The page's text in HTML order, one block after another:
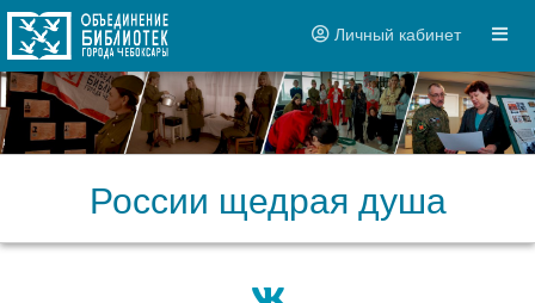
Личный кабинет
России щедрая душа